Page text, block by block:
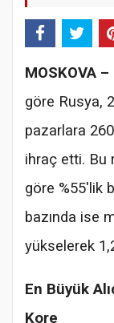
MOSKOVA –
göre Rusya,
pazarlara
ihraç etti. Bu
göre %55'lik
bazında ise
yükselerek
En Büyük
Kore